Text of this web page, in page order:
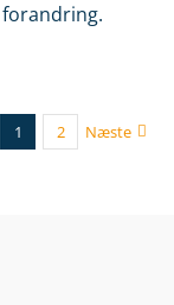
1 2 Næste